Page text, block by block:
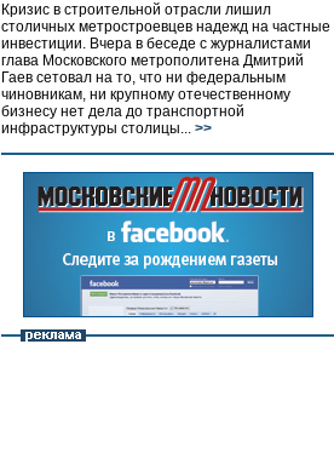
Кризис в строительной отрасли лишил
столичных метростроевцев надежд на частные
инвестиции. Вчера в беседе с журналистами
глава Московского метрополитена Дмитрий
Гаев сетовал на то, что ни федеральным
чиновникам, ни крупному отечественному
бизнесу нет дела до транспортной
инфраструктуры столицы... >>